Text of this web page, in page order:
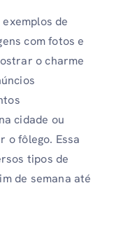
de
com fotos e
o charme
cidade ou
o fôlego. Essa
tipos de
de semana até